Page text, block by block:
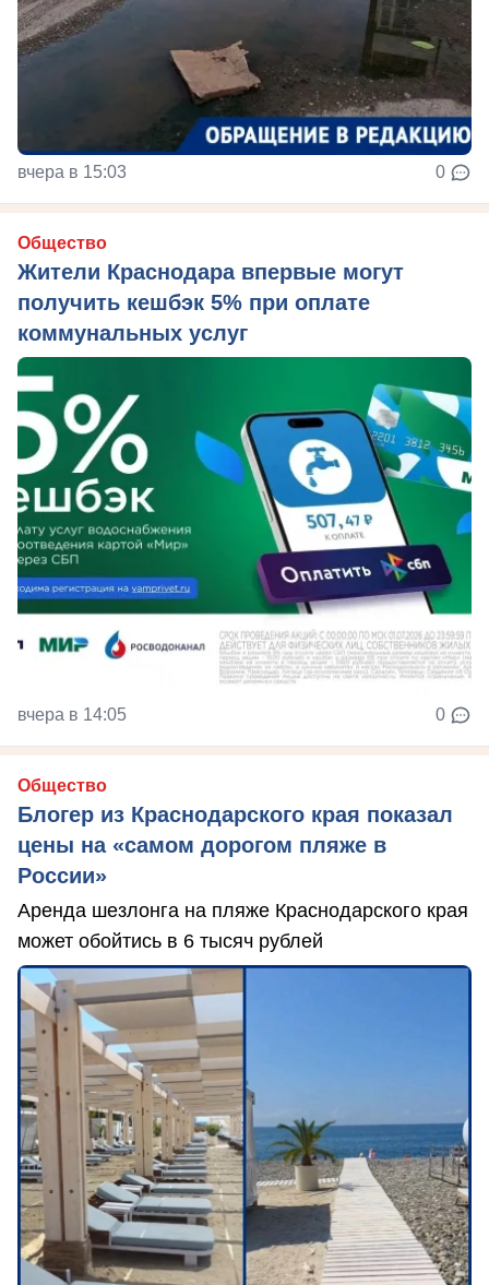
вчера в 15:03 0
Общество
Жители Краснодара впервые могут
получить кешбэк 5% при оплате
коммунальных услуг
вчера в 14:05 0
Общество
Блогер из Краснодарского края показал
цены на «самом дорогом пляже в
России»
Аренда шезлонга на пляже Краснодарского края
может обойтись в 6 тысяч рублей